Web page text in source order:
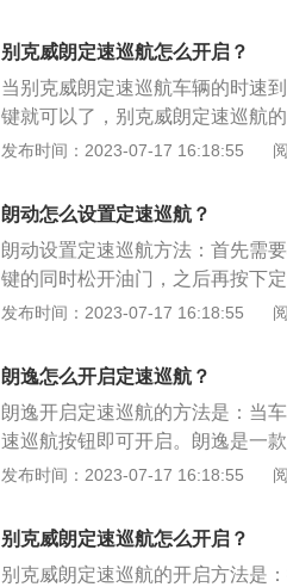
油门或者向下推动拨杆，就会暂
就会自动恢复该功能。CANCEL
别克威朗定速巡航怎么开启？
当别克威朗定速巡航车辆的时速
键就可以了，别克威朗定速巡航
开关置于“ON”位置即可接通车速
航车速按“SET”按钮，车速降低1
速，一旦松开按钮，当时的行驶
踩加速踏板，按“RES”即可提高
1．5km／h，若按住开关，则轿
的行驶速度被储存在存储器内。5
系统被完全关闭。
发布时间：2023-07-17 16:18:55
朗动怎么设置定速巡航？
朗动设置定速巡航方法：首先需
键的同时松开油门，之后再按下
车的资料：1.动力：朗动搭载
匹，最大扭矩175N·m。2.传动：
发布时间：2023-07-17 16:18:55
朗逸怎么开启定速巡航？
朗逸开启定速巡航的方法是：当
速巡航按钮即可开启。朗逸是一
mm、宽1806mm、高1474mm，
是前置前驱，前悬架使用了麦弗
架。
发布时间：2023-07-17 16:18:55
别克威朗定速巡航怎么开启？
别克威朗定速巡航的开启方法是